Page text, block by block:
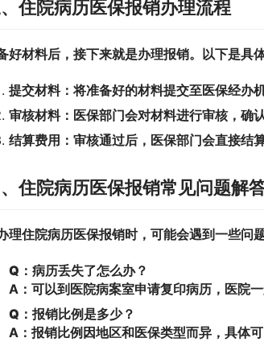
住院病历医保报销办理流程
好材料后，接下来就是办理报销。以下是具
提交材料：将准备好的材料提交至医保经办
审核材料： 医保部门会对材料进行审核，确
结算费用： 审核通过后，医保部门会直接结
住院病历医保报销常见问题解
理住院病历医保报销时，可能会遇到一些问
Q：病历丢失了怎么办？
A：可以到医院病案室申请复印病历，医院一
Q：报销比例是多少？
A：报销比例因地区和医保类型而异，具体可